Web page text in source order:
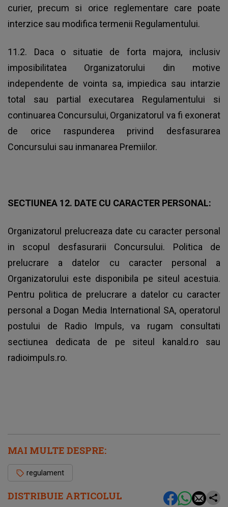
DISTRIBUIE ARTICOLUL
curier, precum si orice reglementare care poate
interzice sau modifica termenii Regulamentului.
11.2. Daca o situatie de forta majora, inclusiv
imposibilitatea Organizatorului din motive
independente de vointa sa, impiedica sau intarzie
total sau partial executarea Regulamentului si
continuarea Concursului, Organizatorul va fi exonerat
de orice raspunderea privind desfasurarea
Concursului sau inmanarea Premiilor.
SECTIUNEA 12. DATE CU CARACTER PERSONAL:
Organizatorul prelucreaza date cu caracter personal
in scopul desfasurarii Concursului. Politica de
prelucrare a datelor cu caracter personal a
Organizatorului este disponibila pe siteul acestuia.
Pentru politica de prelucrare a datelor cu caracter
personal a Dogan Media International SA, operatorul
postului de Radio Impuls, va rugam consultati
sectiunea dedicata de pe siteul kanald.ro sau
radioimpuls.ro.
MAI MULTE DESPRE:
regulament